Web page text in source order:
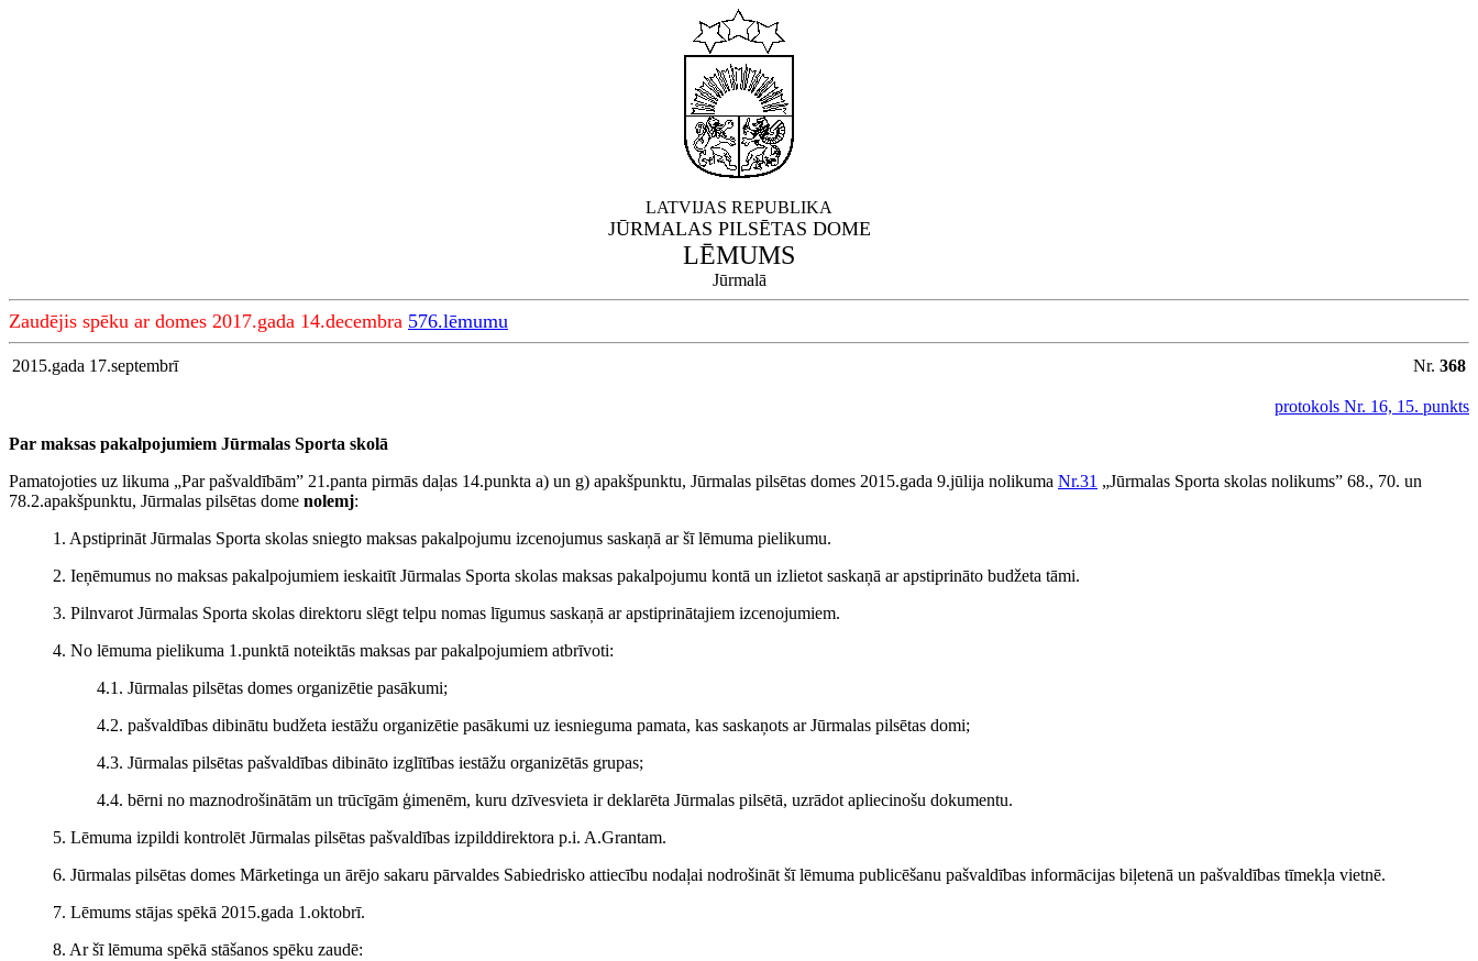
LATVIJAS REPUBLIKA
JŪRMALAS PILSĒTAS DOME
LĒMUMS
Jūrmalā
Zaudējis spēku ar domes 2017.gada 14.decembra 576.lēmumu
2015.gada 17.septembrī Nr. 368
protokols Nr. 16, 15. punkts
Par maksas pakalpojumiem Jūrmalas Sporta skolā
Pamatojoties uz likuma „Par pašvaldībām” 21.panta pirmās daļas 14.punkta a) un g) apakšpunktu, Jūrmalas pilsētas domes 2015.gada 9.jūlija nolikuma Nr.31 „Jūrmalas Sporta skolas nolikums” 68., 70. un
78.2.apakšpunktu, Jūrmalas pilsētas dome nolemj:
1. Apstiprināt Jūrmalas Sporta skolas sniegto maksas pakalpojumu izcenojumus saskaņā ar šī lēmuma pielikumu.
2. Ieņēmumus no maksas pakalpojumiem ieskaitīt Jūrmalas Sporta skolas maksas pakalpojumu kontā un izlietot saskaņā ar apstiprināto budžeta tāmi.
3. Pilnvarot Jūrmalas Sporta skolas direktoru slēgt telpu nomas līgumus saskaņā ar apstiprinātajiem izcenojumiem.
4. No lēmuma pielikuma 1.punktā noteiktās maksas par pakalpojumiem atbrīvoti:
4.1. Jūrmalas pilsētas domes organizētie pasākumi;
4.2. pašvaldības dibinātu budžeta iestāžu organizētie pasākumi uz iesnieguma pamata, kas saskaņots ar Jūrmalas pilsētas domi;
4.3. Jūrmalas pilsētas pašvaldības dibināto izglītības iestāžu organizētās grupas;
4.4. bērni no maznodrošinātām un trūcīgām ģimenēm, kuru dzīvesvieta ir deklarēta Jūrmalas pilsētā, uzrādot apliecinošu dokumentu.
5. Lēmuma izpildi kontrolēt Jūrmalas pilsētas pašvaldības izpilddirektora p.i. A.Grantam.
6. Jūrmalas pilsētas domes Mārketinga un ārējo sakaru pārvaldes Sabiedrisko attiecību nodaļai nodrošināt šī lēmuma publicēšanu pašvaldības informācijas biļetenā un pašvaldības tīmekļa vietnē.
7. Lēmums stājas spēkā 2015.gada 1.oktobrī.
8. Ar šī lēmuma spēkā stāšanos spēku zaudē: